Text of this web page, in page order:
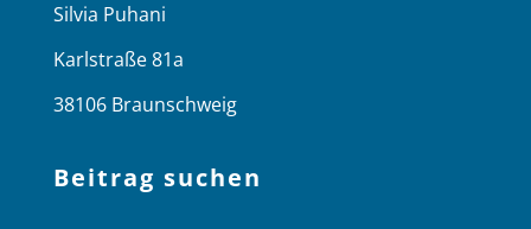
Silvia Puhani
Karlstraße 81a
38106 Braunschweig
Beitrag suchen